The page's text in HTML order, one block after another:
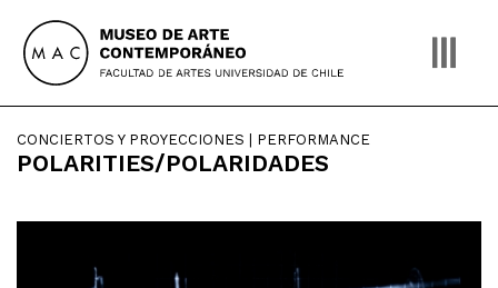
content
CONCIERTOS Y PROYECCIONES | PERFORMANCE
POLARITIES/POLARIDADES